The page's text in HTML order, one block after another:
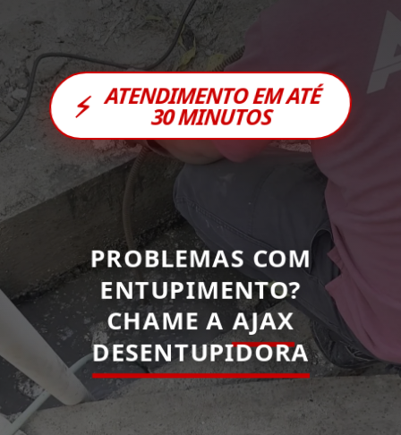
⚡ ATENDIMENTO EM ATÉ
30 MINUTOS
PROBLEMAS COM
ENTUPIMENTO?
CHAME A AJAX
DESENTUPIDORA